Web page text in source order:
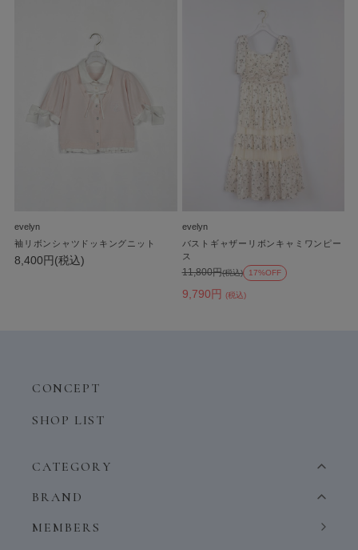
evelyn
袖リボンシャツドッキングニット
8,400円(税込)
evelyn
バストギャザーリボンキャミワンピー
ス
9,790円 (税込)
11,800円(税込) 17%OFF
CONCEPT
SHOP LIST
CATEGORY
BRAND
MEMBERS